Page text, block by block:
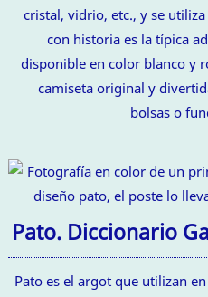
cristal, vidrio, etc., y se
con historia es la típica
disponible en color blanco y
camiseta original y
bolsas o
Pato. Diccionario
Pato es el argot que utilizan